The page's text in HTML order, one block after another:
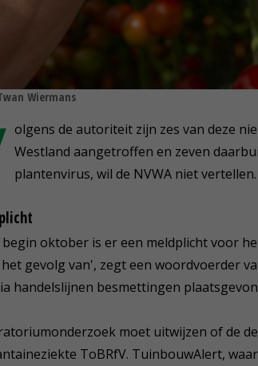
Wiermans
olgens de autoriteit zijn zes van deze
Westland aangetroffen en zeven
plantenvirus, wil de NVWA niet vertellen.
begin oktober is er een meldplicht voor
gevolg van', zegt een woordvoerder
handelslijnen besmettingen
moet uitwijzen of de
ToBRfV. TuinbouwAlert,